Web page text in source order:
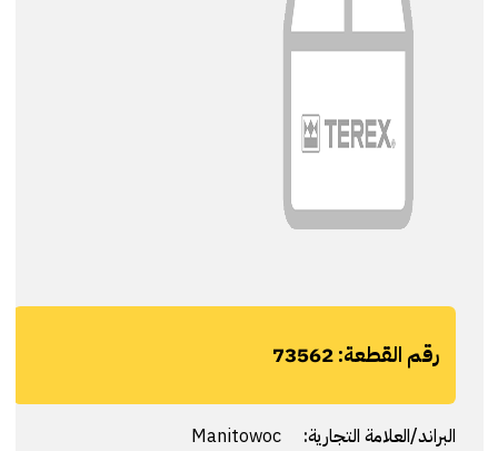
رقم القطعة:73562
البراند/العلامة التجارية: Manitowoc